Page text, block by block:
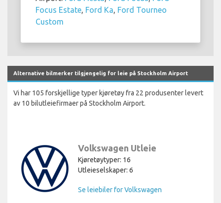
Focus Estate, Ford Ka, Ford Tourneo
Custom
Alternative bilmerker tilgjengelig for leie på Stockholm Airport
Vi har 105 forskjellige typer kjøretøy fra 22 produsenter levert
av 10 bilutleiefirmaer på Stockholm Airport.
Volkswagen Utleie
Kjøretøytyper: 16
Utleieselskaper: 6
Se leiebiler for Volkswagen